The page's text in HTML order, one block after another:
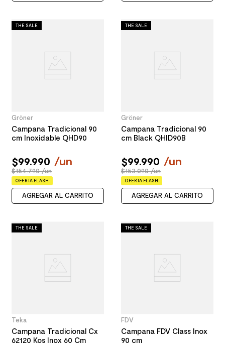
THE SALE
Gröner
Campana Tradicional 90
cm Inoxidable QHD90
$99.990 /un
$154.790 /un
OFERTA FLASH
AGREGAR AL CARRITO
THE SALE
Gröner
Campana Tradicional 90
cm Black QHID90B
$99.990 /un
$153.090 /un
OFERTA FLASH
AGREGAR AL CARRITO
THE SALE
Teka
Campana Tradicional Cx
62120 Kos Inox 60 Cm
THE SALE
FDV
Campana FDV Class Inox
90 cm